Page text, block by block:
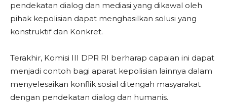
pendekatan dialog dan mediasi yang dikawal oleh
pihak kepolisian dapat menghasilkan solusi yang
konstruktif dan Konkret.
Terakhir, Komisi III DPR RI berharap capaian ini dapat
menjadi contoh bagi aparat kepolisian lainnya dalam
menyelesaikan konflik sosial ditengah masyarakat
dengan pendekatan dialog dan humanis.